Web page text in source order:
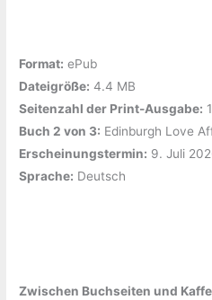
Format: ePub
Dateigröße: ‎4.4 MB
Seitenzahl der Print-Ausgabe:
Buch 2 von 3: ‎Edinburgh Love
Erscheinungstermin: ‎9. Juli
Sprache: ‎Deutsch
Zwischen Buchseiten und